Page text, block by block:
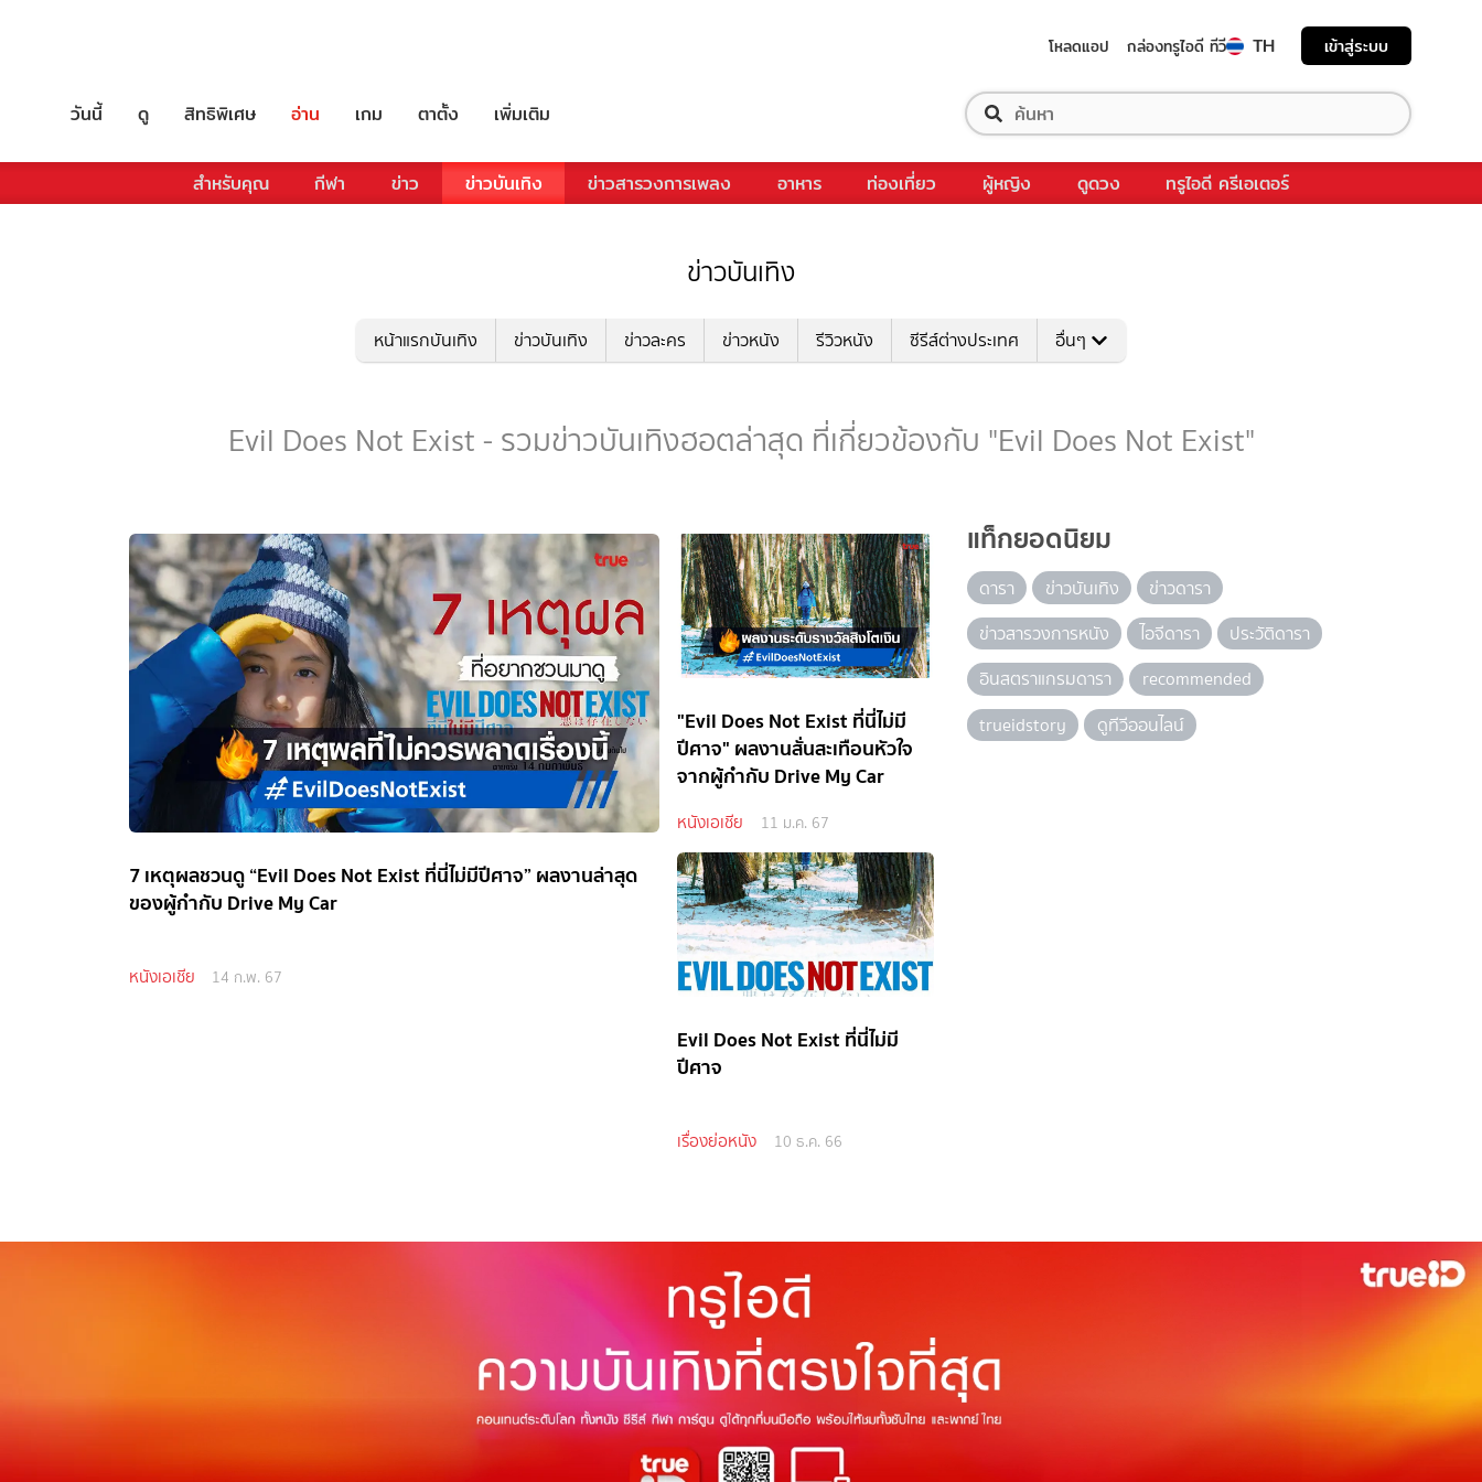
โหลดแอป กล่องทรูไอดี ทีวี TH เข้าสู่ระบบ
วันนี้ ดู สิทธิพิเศษ อ่าน เกม ตาตั้ง เพิ่มเติม
สำหรับคุณ กีฬา ข่าว ข่าวบันเทิง ข่าวสารวงการเพลง อาหาร ท่องเที่ยว ผู้หญิง ดูดวง ทรูไอดี ครีเอเตอร์
ข่าวบันเทิง
หน้าแรกบันเทิง ข่าวบันเทิง ข่าวละคร ข่าวหนัง รีวิวหนัง ซีรีส์ต่างประเทศ อื่นๆ
Evil Does Not Exist - รวมข่าวบันเทิงฮอตล่าสุด ที่เกี่ยวข้องกับ "Evil Does Not Exist"
7 เหตุผลชวนดู “Evil Does Not Exist ที่นี่ไม่มีปีศาจ” ผลงานล่าสุด
ของผู้กำกับ Drive My Car
หนังเอเชีย 14 ก.พ. 67
"Evil Does Not Exist ที่นี่ไม่มี
ปีศาจ" ผลงานสั่นสะเทือนหัวใจ
จากผู้กำกับ Drive My Car
หนังเอเชีย 11 ม.ค. 67
Evil Does Not Exist ที่นี่ไม่มี
ปีศาจ
เรื่องย่อหนัง 10 ธ.ค. 66
แท็กยอดนิยม
ดารา ข่าวบันเทิง
ข่าวดารา
ข่าวสารวงการหนัง
ไอจีดารา
ประวัติดารา
อินสตราแกรมดารา
recommended
trueidstory
ดูทีวีออนไลน์